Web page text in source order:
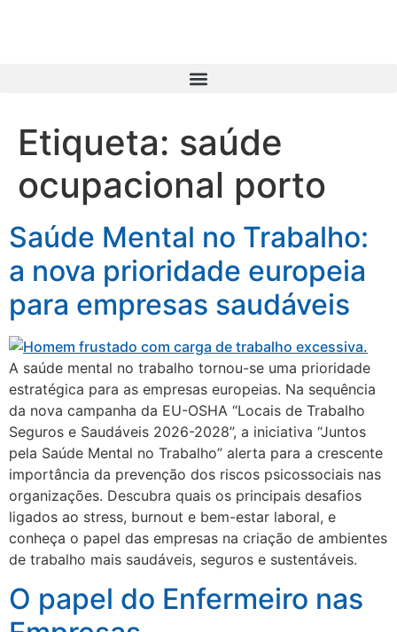
Etiqueta: saúde
ocupacional porto
Saúde Mental no Trabalho:
a nova prioridade europeia
para empresas saudáveis
A saúde mental no trabalho tornou-se uma prioridade
estratégica para as empresas europeias. Na sequência
da nova campanha da EU-OSHA “Locais de Trabalho
Seguros e Saudáveis 2026-2028”, a iniciativa “Juntos
pela Saúde Mental no Trabalho” alerta para a crescente
importância da prevenção dos riscos psicossociais nas
organizações. Descubra quais os principais desafios
ligados ao stress, burnout e bem-estar laboral, e
conheça o papel das empresas na criação de ambientes
de trabalho mais saudáveis, seguros e sustentáveis.
O papel do Enfermeiro nas